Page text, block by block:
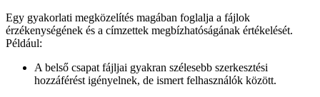
Egy gyakorlati megközelítés magában foglalja a fájlok
érzékenységének és a címzettek megbízhatóságának értékelését.
Például:
A belső csapat fájljai gyakran szélesebb szerkesztési
hozzáférést igényelnek, de ismert felhasználók között.